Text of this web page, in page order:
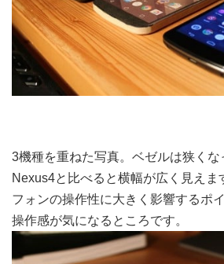
3機種を重ねた写真。ベゼルは狭くな
Nexus4と比べると横幅が広く見えま
フォンの操作性に大きく影響するポ
操作感が気になるところです。